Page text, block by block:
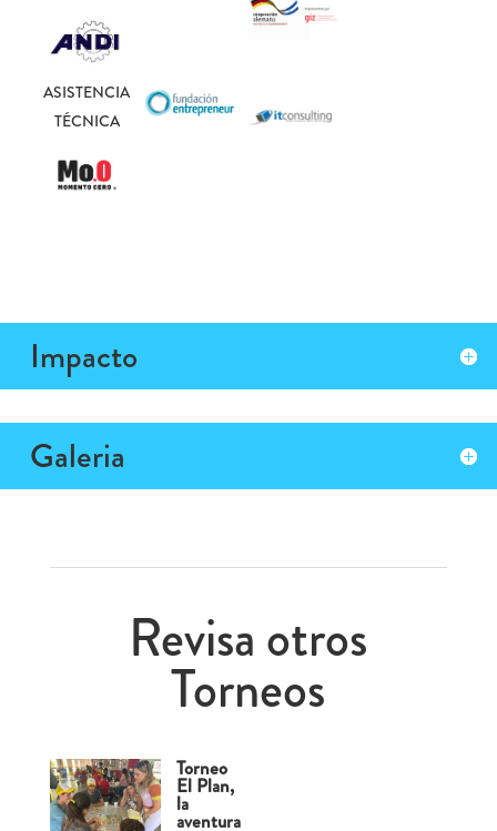
ASISTENCIA
TÉCNICA
Impacto
Galeria
Revisa otros
Torneos
Torneo
El Plan,
la
aventura